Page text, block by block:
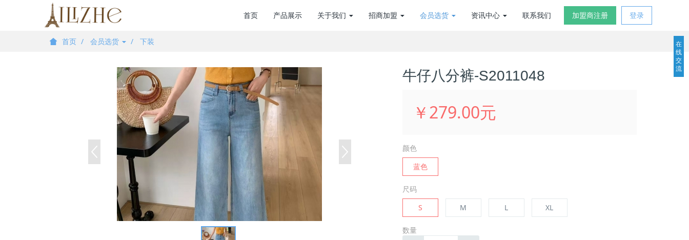
加盟商注册 登录
首页 产品展示 关于我们 招商加盟 会员选货 资讯中心 联系我们
首页 会员选货 下装
牛仔八分裤-S2011048
￥279.00元
颜色
蓝色
尺码
S
M L XL
数量
在
线
交
流